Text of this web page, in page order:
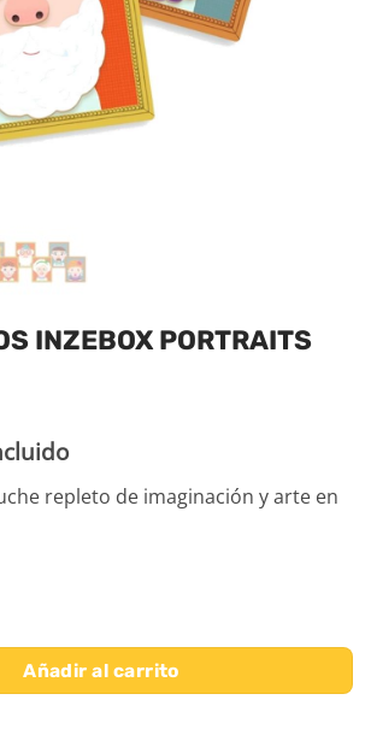
INZEBOX PORTRAITS
repleto de imaginación y arte en
Añadir al carrito